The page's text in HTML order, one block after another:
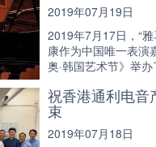
2019年07月19日
2019年7月17日，“
康作为中国唯一表演
奥·韩国艺术节》举办
祝香港通利电音
束
2019年07月18日